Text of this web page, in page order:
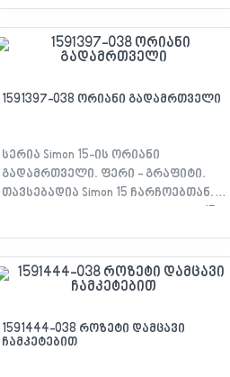
ჩამრთველი - მასალა:
თერმოპლასტიკური - ფერი:
სერთიფიკატი: EAC დეკლარაცია
1591397-038 ორიანი გადამრთველი
სერია Simon 15-ის ორიანი
გადამრთველი. ფერი - გრაფიტი.
თავსებადია Simon 15 ჩარჩოებთან.
გადამრთველი - მასალა:
თერმოპლასტიკური - ფერი:
სერთიფიკატი: EAC დეკლარაცია
1591444-038 როზეტი დამცავი
ჩამკეტებით